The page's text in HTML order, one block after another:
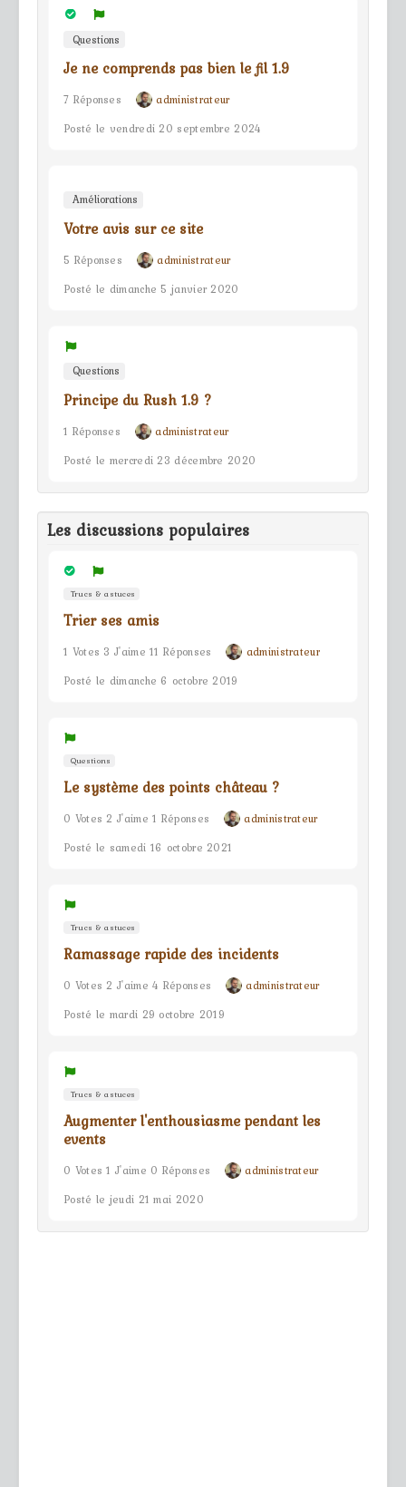
Questions
Je ne comprends pas bien le fil 1.9
7 Réponses
administrateur
Posté le vendredi 20 septembre 2024
Améliorations
Votre avis sur ce site
5 Réponses
administrateur
Posté le dimanche 5 janvier 2020
Questions
Principe du Rush 1.9 ?
1 Réponses
administrateur
Posté le mercredi 23 décembre 2020
Les discussions populaires
Trucs & astuces
Trier ses amis
1 Votes 3 J'aime 11 Réponses
administrateur
Posté le dimanche 6 octobre 2019
Questions
Le système des points château ?
0 Votes 2 J'aime 1 Réponses
administrateur
Posté le samedi 16 octobre 2021
Trucs & astuces
Ramassage rapide des incidents
0 Votes 2 J'aime 4 Réponses
administrateur
Posté le mardi 29 octobre 2019
Trucs & astuces
Augmenter l'enthousiasme pendant les
events
0 Votes 1 J'aime 0 Réponses
administrateur
Posté le jeudi 21 mai 2020